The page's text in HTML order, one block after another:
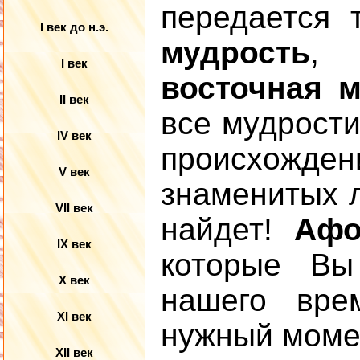
I век до н.э.
I век
II век
IV век
V век
VII век
IX век
X век
XI век
XII век
мудрость
восточная
все
знаменитых
найдет!
которые
нашего
нужный